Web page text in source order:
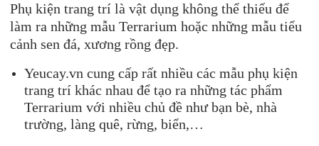
Phụ kiện trang trí là vật dụng không thể thiếu để
làm ra những mẫu Terrarium hoặc những mẫu tiểu
cảnh sen đá, xương rồng đẹp.
Yeucay.vn cung cấp rất nhiều các mẫu phụ kiện
trang trí khác nhau để tạo ra những tác phẩm
Terrarium với nhiều chủ đề như bạn bè, nhà
trường, làng quê, rừng, biển,…